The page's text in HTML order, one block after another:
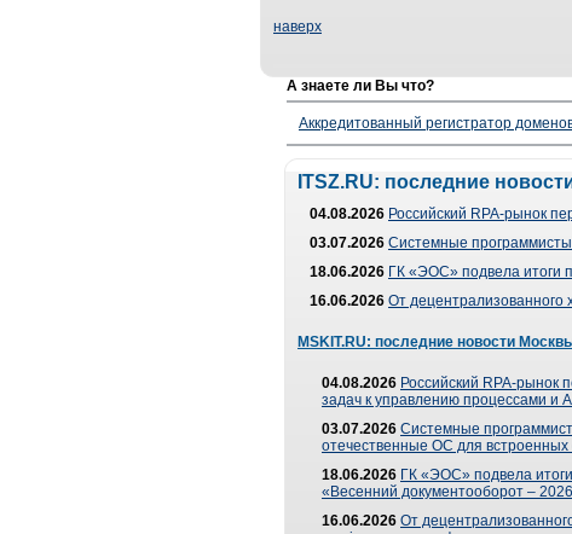
наверх
А знаете ли Вы что?
Аккредитованный регистратор
ITSZ.RU: последние
04.08.2026 Российский RPA-рынок
03.07.2026 Системные
18.06.2026 ГК «ЭОС» подвела итоги
16.06.2026 От децентрализованного
MSKIT.RU: последние новости
04.08.2026 Российский RPA-рынок
задач к управлению процессами и AI
03.07.2026 Системные
отечественные ОС для встроенных
18.06.2026 ГК «ЭОС» подвела
«Весенний документооборот –
16.06.2026 От